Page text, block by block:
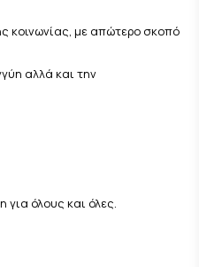
κοινωνίας, με απώτερο σκοπό
αλλά και την
για όλους και όλες.